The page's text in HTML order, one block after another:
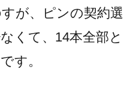
が、ピンの契約選
くて、14本全部と
す。